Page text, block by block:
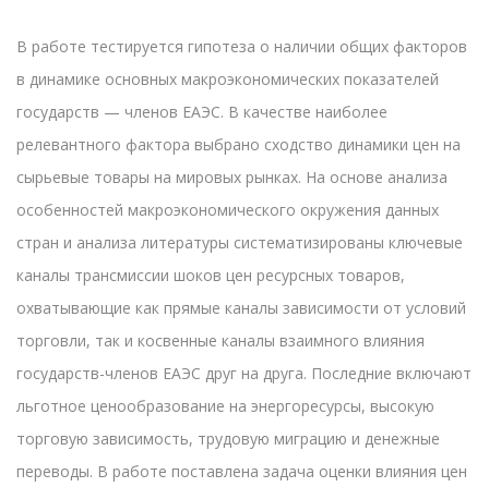
В работе тестируется гипотеза о наличии общих факторов
в динамике основных макроэкономических показателей
государств — членов ЕАЭС. В качестве наиболее
релевантного фактора выбрано сходство динамики цен на
сырьевые товары на мировых рынках. На основе анализа
особенностей макроэкономического окружения данных
стран и анализа литературы систематизированы ключевые
каналы трансмиссии шоков цен ресурсных товаров,
охватывающие как прямые каналы зависимости от условий
торговли, так и косвенные каналы взаимного влияния
государств-членов ЕАЭС друг на друга. Последние включают
льготное ценообразование на энергоресурсы, высокую
торговую зависимость, трудовую миграцию и денежные
переводы. В работе поставлена задача оценки влияния цен